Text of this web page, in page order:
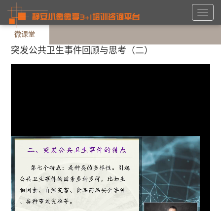
微课堂
突发公共卫生事件回顾与思考（二）